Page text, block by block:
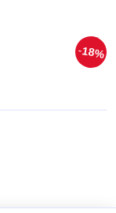
18%